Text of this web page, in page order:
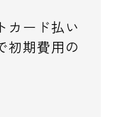
カード払い
初期費用の